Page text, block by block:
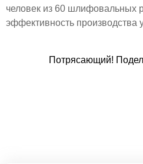
человек из 60 шлифовальных
эффективность производства
Потрясающий!